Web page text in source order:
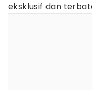
eksklusif dan